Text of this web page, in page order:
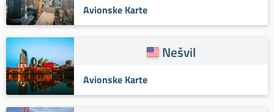
Avionske Karte
Nešvil
Avionske Karte